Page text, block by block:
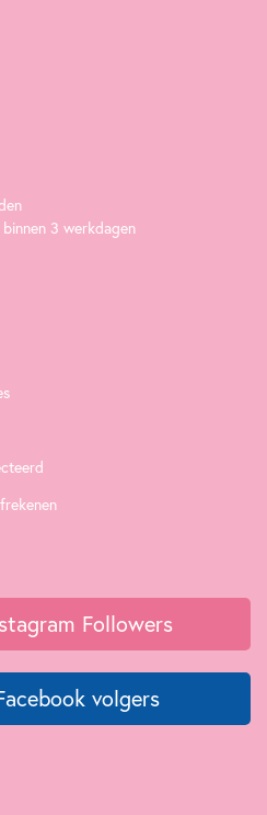
3 werkdagen
Followers
volgers